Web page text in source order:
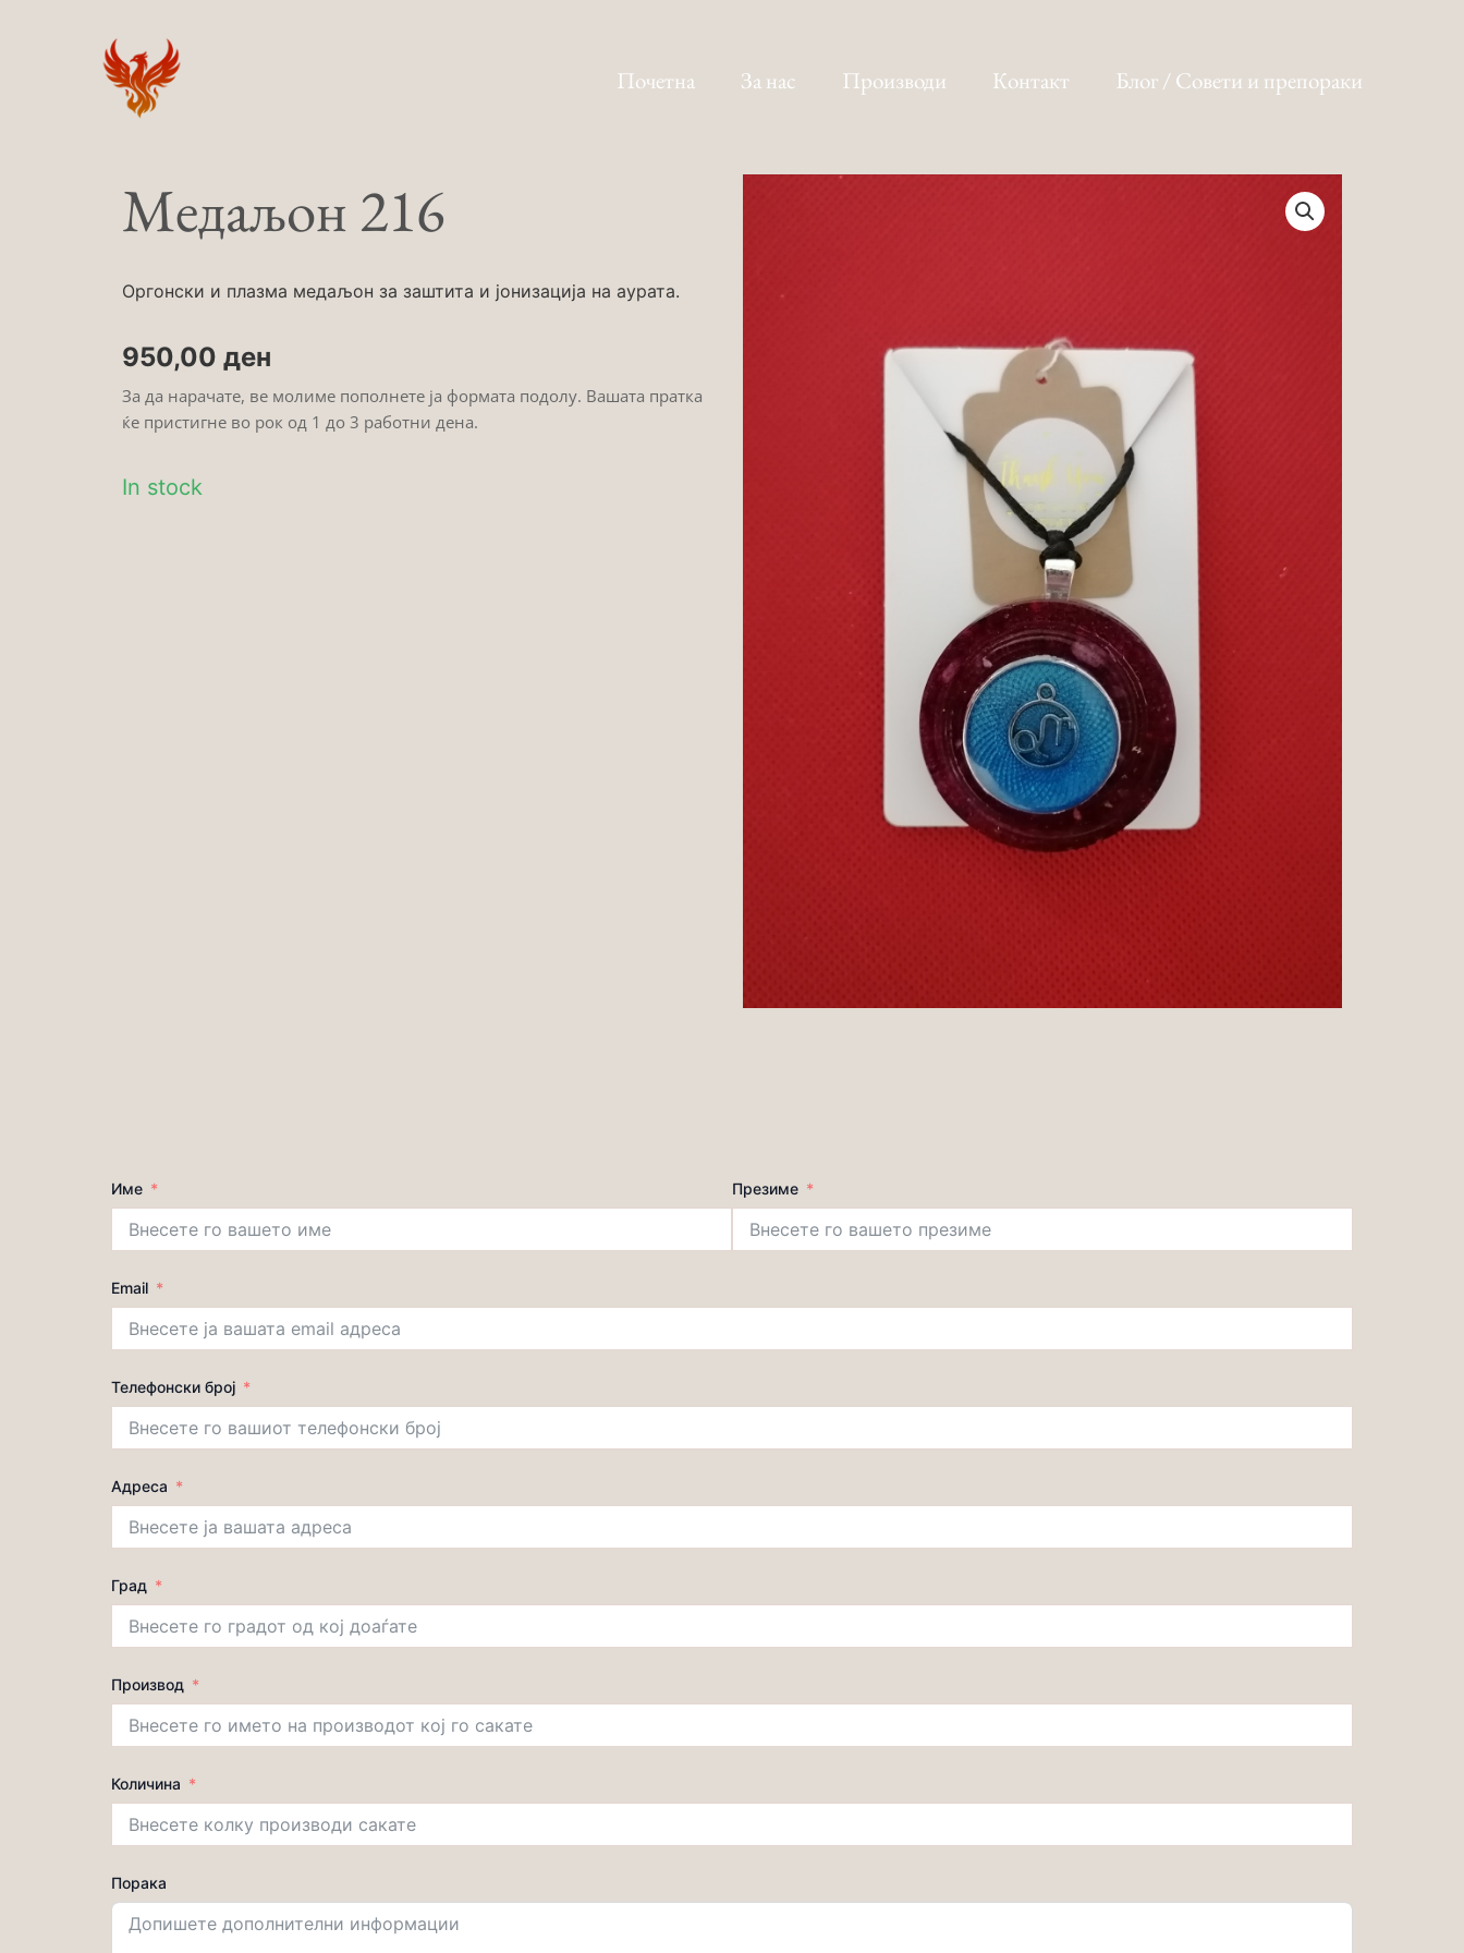
Почетна За нас Производи Контакт Блог / Совети и препораки
Медаљон 216
Оргонски и плазма медаљон за заштита и јонизација на аурата.
950,00 ден
За да нарачате, ве молиме пополнете ја формата подолу. Вашата пратка
ќе пристигне во рок од 1 до 3 работни дена.
In stock
Име Презиме
Email
Телефонски број
Адреса
Град
Производ
Количина
Порака